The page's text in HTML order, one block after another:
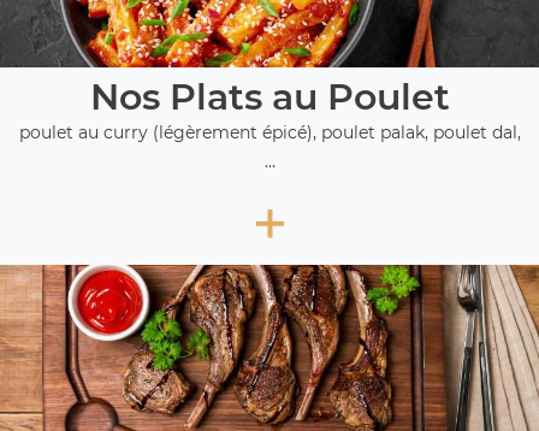
Nos Plats au Poulet
poulet au curry (légèrement épicé), poulet palak, poulet dal,
...
+